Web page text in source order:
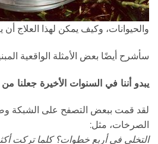
والحيوانات، وكيف يمكن لهذا العلاج أن
سأشرح أيضًا بعض الأمثلة الواقعية
يبدو أننا في السنوات الأخيرة جعلنا
لقد قمت ببعض التصفح على الشبكة
الصرخات، مثل:
التخلي في أربع خطوات؟ كلما تركت أكثر